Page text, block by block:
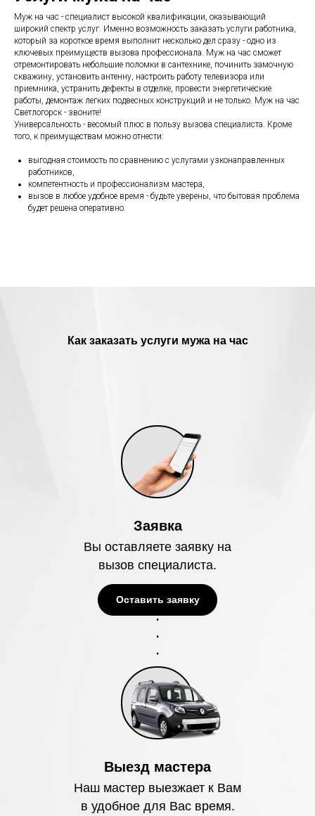
Муж на час - специалист высокой квалификации, оказывающий
широкий спектр услуг. Именно возможность заказать услуги работника,
который за короткое время выполнит несколько дел сразу - одно из
ключевых преимуществ вызова профессионала. Муж на час сможет
отремонтировать небольшие поломки в сантехнике, починить замочную
скважину, установить антенну, настроить работу телевизора или
приемника, устранить дефекты в отделке, провести энергетические
работы, демонтаж легких подвесных конструкций и не только. Муж на час
Светлогорск - звоните!
Универсальность - весомый плюс в пользу вызова специалиста. Кроме
того, к преимуществам можно отнести:
выгодная стоимость по сравнению с услугами узконаправленных
работников,
компетентность и профессионализм мастера,
вызов в любое удобное время - будьте уверены, что бытовая проблема
будет решена оперативно.
Вы оставляете заявку на
вызов специалиста.
Заявка
Выезд мастера
Наш мастер выезжает к Вам
в удобное для Вас время.
Как заказать услуги мужа на час
Оставить заявку